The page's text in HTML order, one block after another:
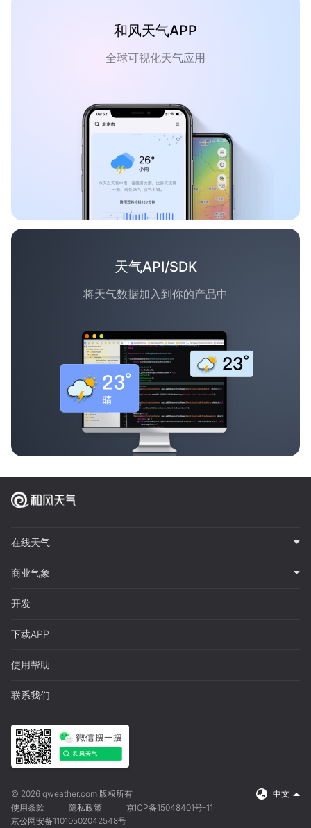
和风天气APP
全球可视化天气应用
天气API/SDK
将天气数据加入到你的产品中
在线天气
商业气象
开发
下载APP
使用帮助
联系我们
© 2026 qweather.com 版权所有
中文
使用条款
隐私政策
京ICP备15048401号-11
京公网安备11010502042548号